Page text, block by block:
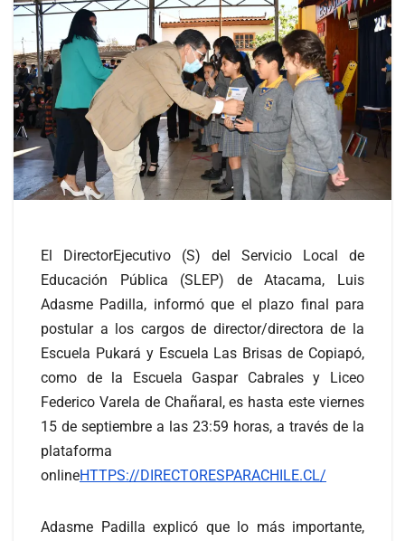
El DirectorEjecutivo (S) del Servicio Local de
Educación Pública (SLEP) de Atacama, Luis
Adasme Padilla, informó que el plazo final para
postular a los cargos de director/directora de la
Escuela Pukará y Escuela Las Brisas de Copiapó,
como de la Escuela Gaspar Cabrales y Liceo
Federico Varela de Chañaral, es hasta este viernes
15 de septiembre a las 23:59 horas, a través de la
plataforma
onlineHTTPS://DIRECTORESPARACHILE.CL/
Adasme Padilla explicó que lo más importante,